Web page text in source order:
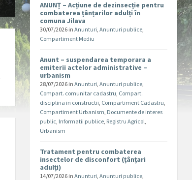
ANUNȚ – Acțiune de dezinsecție pentru
combaterea țânțarilor adulți în
comuna Jilava
30/07/2026 inAnunturi,Anunturi publice,
Compartiment Mediu
Anunt – suspendarea temporara a
emiterii actelor administrative –
urbanism
28/07/2026 inAnunturi,Anunturi publice,
Compart. comunitar cadastru, Compart.
disciplina in constructii, Compartiment Cadastru,
Compartiment Urbanism, Documente de interes
public, Informatii publice, Registru Agricol,
Urbanism
Tratament pentru combaterea
insectelor de disconfort (țânțari
adulți)
14/07/2026 inAnunturi,Anunturi publice,